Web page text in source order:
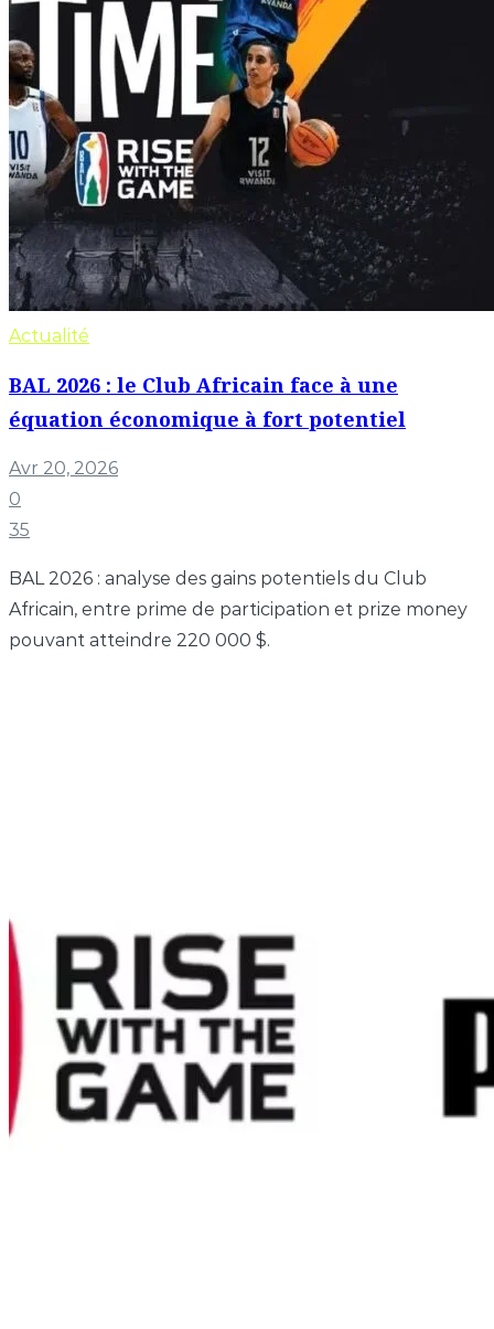
Actualité
BAL 2026 : le Club Africain face à une
équation économique à fort potentiel
Avr 20, 2026
0
35
BAL 2026 : analyse des gains potentiels du Club
Africain, entre prime de participation et prize money
pouvant atteindre 220 000 $.